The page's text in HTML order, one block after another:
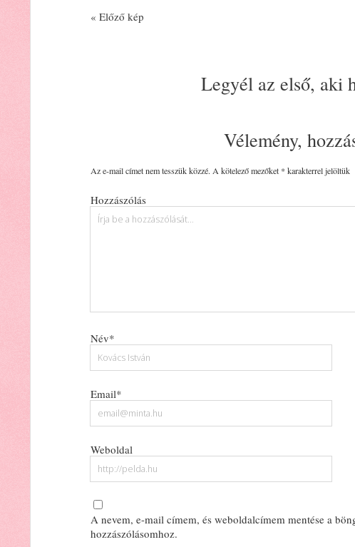
« Előző kép
Legyél az első, aki
Vélemény,
Az e-mail címet nem tesszük közzé. A kötelező mezőket * karakterrel jelöltük
Hozzászólás
Név*
Email*
Weboldal
A nevem, e-mail címem, és weboldalcímem mentése a
hozzászólásomhoz.